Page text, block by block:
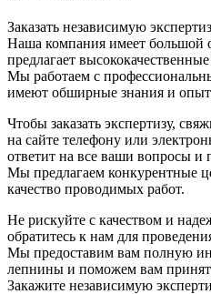
Заказать независимую
Наша компания имеет большой
предлагает
Мы работаем с
имеют обширные знания и опыт
Чтобы заказать экспертизу,
на сайте телефону или
ответит на все ваши вопросы и
Мы предлагаем конкурентные
качество проводимых работ.
Не рискуйте с качеством и
обратитесь к нам для
Мы предоставим вам полную
лепнины и поможем вам
Закажите независимую